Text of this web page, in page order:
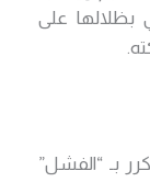
بظلالها على
بـ “الفشل”